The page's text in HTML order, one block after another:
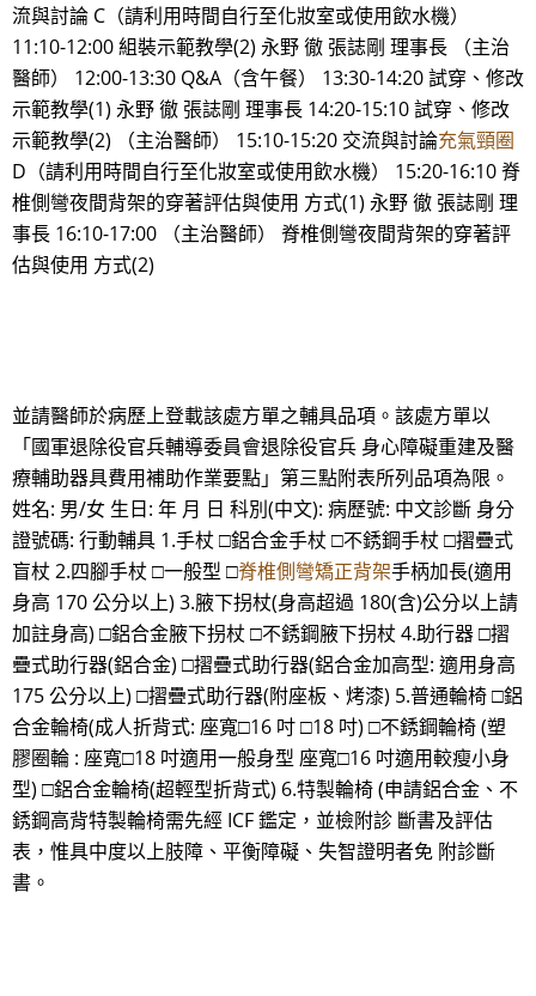
流與討論 C（請利用時間自行至化妝室或使用飲水機）
11:10-12:00 組裝示範教學(2) 永野 徹 張誌剛 理事長 （主治
醫師） 12:00-13:30 Q&A（含午餐） 13:30-14:20 試穿、修改
示範教學(1) 永野 徹 張誌剛 理事長 14:20-15:10 試穿、修改
示範教學(2) （主治醫師） 15:10-15:20 交流與討論充氣頸圈
D（請利用時間自行至化妝室或使用飲水機） 15:20-16:10 脊
椎側彎夜間背架的穿著評估與使用 方式(1) 永野 徹 張誌剛 理
事長 16:10-17:00 （主治醫師） 脊椎側彎夜間背架的穿著評
估與使用 方式(2)
並請醫師於病歷上登載該處方單之輔具品項。該處方單以
「國軍退除役官兵輔導委員會退除役官兵 身心障礙重建及醫
療輔助器具費用補助作業要點」第三點附表所列品項為限。
姓名: 男/女 生日: 年 月 日 科別(中文): 病歷號: 中文診斷 身分
證號碼: 行動輔具 1.手杖 □鋁合金手杖 □不銹鋼手杖 □摺疊式
盲杖 2.四腳手杖 □一般型 □脊椎側彎矯正背架手柄加長(適用
身高 170 公分以上) 3.腋下拐杖(身高超過 180(含)公分以上請
加註身高) □鋁合金腋下拐杖 □不銹鋼腋下拐杖 4.助行器 □摺
疊式助行器(鋁合金) □摺疊式助行器(鋁合金加高型: 適用身高
175 公分以上) □摺疊式助行器(附座板、烤漆) 5.普通輪椅 □鋁
合金輪椅(成人折背式: 座寬□16 吋 □18 吋) □不銹鋼輪椅 (塑
膠圈輪 : 座寬□18 吋適用一般身型 座寬□16 吋適用較瘦小身
型) □鋁合金輪椅(超輕型折背式) 6.特製輪椅 (申請鋁合金、不
銹鋼高背特製輪椅需先經 ICF 鑑定，並檢附診 斷書及評估
表，惟具中度以上肢障、平衡障礙、失智證明者免 附診斷
書。